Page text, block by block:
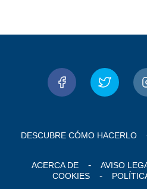
DESCUBRE CÓMO HACERLO
ACERCA DE AVISO
COOKIES